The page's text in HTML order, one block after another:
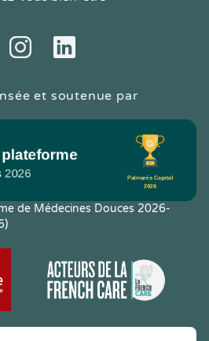
InstagramLinkedIn
et soutenue par
de Médecines Douces 2026-